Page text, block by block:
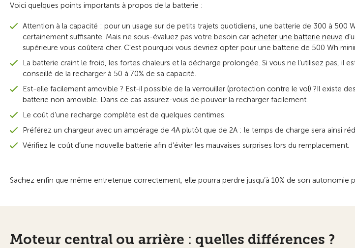
Voici quelques points importants à propos de la batterie :
Attention à la capacité : pour un usage sur de petits trajets quotidiens, une batterie de 300 à 500
certainement suffisante. Mais ne sous-évaluez pas votre besoin car acheter une batterie neuve
supérieure vous coûtera cher. C'est pourquoi vous devriez opter pour une batterie de 500 Wh
La batterie craint le froid, les fortes chaleurs et la décharge prolongée. Si vous ne l’utilisez pas, il
conseillé de la recharger à 50 à 70% de sa capacité.
Est-elle facilement amovible ? Est-il possible de la verrouiller (protection contre le vol) ?Il existe
batterie non amovible. Dans ce cas assurez-vous de pouvoir la recharger facilement.
Le coût d’une recharge complète est de quelques centimes.
Préférez un chargeur avec un ampérage de 4A plutôt que de 2A : le temps de charge sera ainsi
Vérifiez le coût d’une nouvelle batterie afin d’éviter les mauvaises surprises lors du remplacement.
Sachez enfin que même entretenue correctement, elle pourra perdre jusqu’à 10% de son autonomie
Moteur central ou arrière : quelles différences ?